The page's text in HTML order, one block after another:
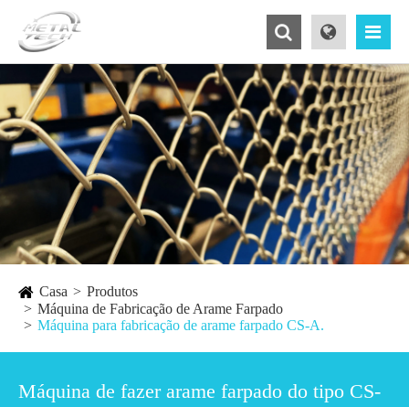
Casa
Produtos
Máquina de Fabricação de Arame Farpado
Máquina para fabricação de arame farpado CS-A.
Máquina de fazer arame farpado do tipo CS-